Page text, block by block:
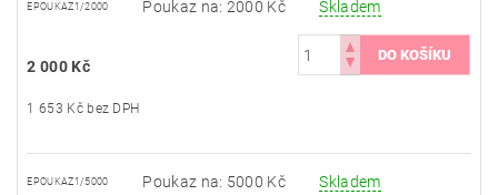
EPOUKAZ1/2000 Poukaz na: 2000 Kč Skladem
2 000 Kč
1 653 Kč bez DPH
EPOUKAZ1/5000 Poukaz na: 5000 Kč Skladem